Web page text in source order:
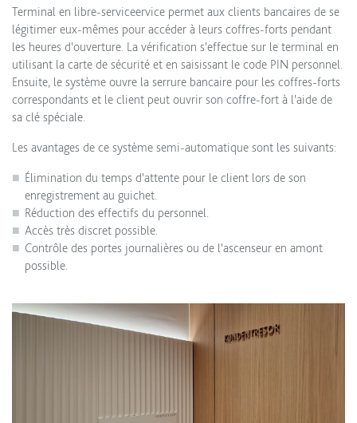
Terminal en libre-serviceervice permet aux clients bancaires de se
légitimer eux-mêmes pour accéder à leurs coffres-forts pendant
les heures d'ouverture. La vérification s'effectue sur le terminal en
utilisant la carte de sécurité et en saisissant le code PIN personnel.
Ensuite, le système ouvre la serrure bancaire pour les coffres-forts
correspondants et le client peut ouvrir son coffre-fort à l'aide de
sa clé spéciale.
Les avantages de ce système semi-automatique sont les suivants:
Élimination du temps d'attente pour le client lors de son
enregistrement au guichet.
Réduction des effectifs du personnel.
Accès très discret possible.
Contrôle des portes journalières ou de l'ascenseur en amont
possible.